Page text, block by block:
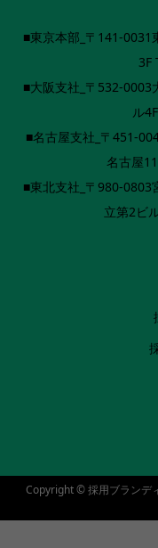
■東京本部_〒141-
3F
■大阪支社_〒532-
ル
■名古屋支社_〒451-
名古屋
■東北支社_〒980-
立第2ビ
Copyright ©採用ブランデ